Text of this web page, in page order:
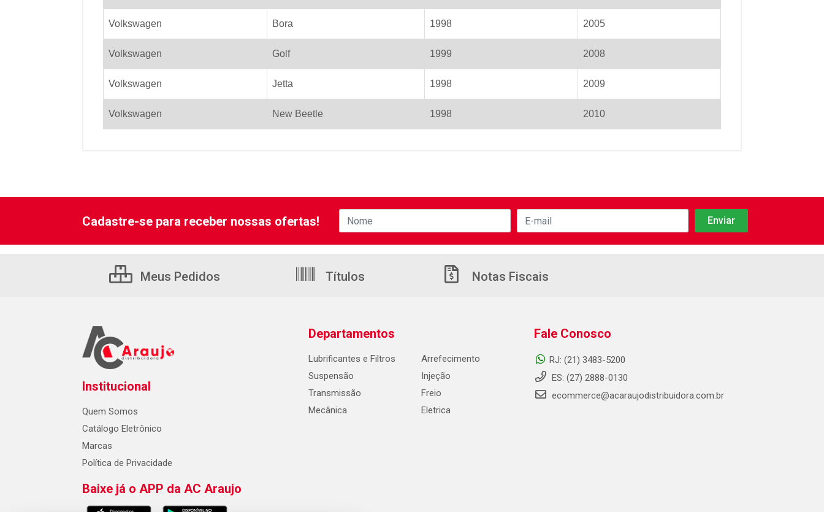
Volkswagen Bora 1998 2005
Volkswagen Golf 1999 2008
Volkswagen Jetta 1998 2009
Volkswagen New Beetle 1998 2010
Cadastre-se para receber nossas ofertas!
Meus Pedidos Títulos Notas Fiscais
Institucional
Quem Somos
Catálogo Eletrônico
Marcas
Política de Privacidade
Baixe já o APP da AC Araujo
Departamentos
Lubrificantes e Filtros
Suspensão
Transmissão
Mecânica
Arrefecimento
Injeção
Freio
Eletrica
Fale Conosco
RJ: (21) 3483-5200
ES: (27) 2888-0130
ecommerce@acaraujodistribuidora.com.br